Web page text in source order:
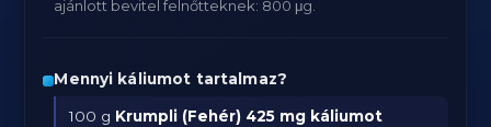
ajánlott bevitel felnőtteknek: 800 μg.
Mennyi káliumot tartalmaz?
100 g Krumpli (Fehér) 425 mg káliumot